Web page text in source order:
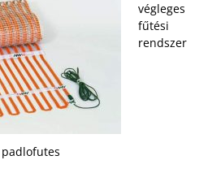
végleges
fűtési
rendszer